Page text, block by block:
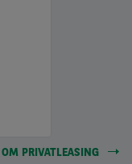
PRIVATLEASING